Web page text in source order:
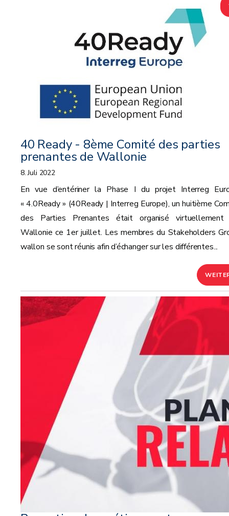
40 Ready - 8ème Comité des parties
prenantes de Wallonie
8. Juli 2022
En vue d’entériner la Phase I du projet Interreg
« 4.0Ready » (40Ready | Interreg Europe), un huitième
des Parties Prenantes était organisé virtuellement
Wallonie ce 1er juillet. Les membres du Stakeholders
wallon se sont réunis afin d’échanger sur les différentes...